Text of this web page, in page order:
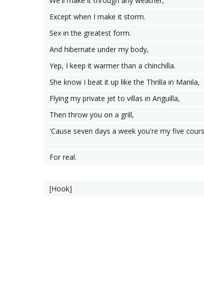
Except when I make it storm.
Sex in the greatest form.
And hibernate under my body,
Yep, I keep it warmer than a chinchilla.
She know I beat it up like the Thrilla in Manila,
Flying my private jet to villas in Anguilla,
Then throw you on a grill,
'Cause seven days a week you're my five
For real.
[Hook]